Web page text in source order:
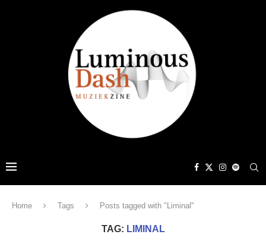
Home Tags Posts tagged with "Liminal"
TAG: LIMINAL